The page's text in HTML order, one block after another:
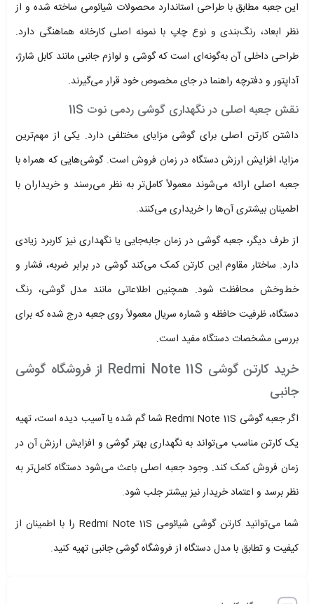
این جعبه مطابق با طراحی استاندارد محصولات شیائومی ساخته شده و از
نظر ابعاد، رنگ‌بندی و نوع چاپ با نمونه اصلی کارخانه هماهنگی دارد.
طراحی داخلی آن به‌گونه‌ای است که گوشی و لوازم جانبی مانند کابل شارژ،
آداپتور و دفترچه راهنما در جای مخصوص خود قرار می‌گیرند.
نقش جعبه اصلی در نگهداری گوشی ردمی نوت 11S
داشتن کارتن اصلی برای گوشی مزایای مختلفی دارد. یکی از مهم‌ترین
مزایا، افزایش ارزش دستگاه در زمان فروش است. گوشی‌هایی که همراه با
جعبه اصلی ارائه می‌شوند معمولاً کامل‌تر به نظر می‌رسند و خریداران با
اطمینان بیشتری آن‌ها را خریداری می‌کنند.
از طرف دیگر، جعبه گوشی در زمان جابه‌جایی یا نگهداری نیز کاربرد زیادی
دارد. ساختار مقاوم این کارتن کمک می‌کند گوشی در برابر ضربه، فشار و
خط‌وخش محافظت شود. همچنین اطلاعاتی مانند مدل گوشی، رنگ
دستگاه، ظرفیت حافظه و شماره سریال معمولاً روی جعبه درج شده که برای
بررسی مشخصات دستگاه مفید است.
خرید کارتن گوشی Redmi Note 11S از فروشگاه گوشی
جانبی
اگر جعبه گوشی Redmi Note 11S شما گم شده یا آسیب دیده است، تهیه
یک کارتن مناسب می‌تواند به نگهداری بهتر گوشی و افزایش ارزش آن در
زمان فروش کمک کند. وجود جعبه اصلی باعث می‌شود دستگاه کامل‌تر به
نظر برسد و اعتماد خریدار نیز بیشتر جلب شود.
شما می‌توانید کارتن گوشی شیائومی Redmi Note 11S را با اطمینان از
کیفیت و تطابق با مدل دستگاه از فروشگاه گوشی جانبی تهیه کنید.